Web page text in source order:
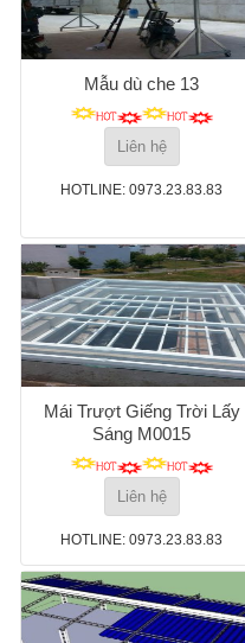
Mẫu dù che 13
Liên hệ
HOTLINE: 0973.23.83.83
Mái Trượt Giếng Trời Lấy
Sáng M0015
Liên hệ
HOTLINE: 0973.23.83.83